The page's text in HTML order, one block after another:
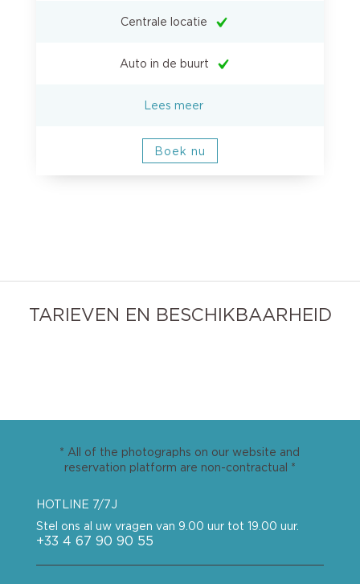
Centrale locatie
Auto in de buurt
Lees meer
Boek nu
TARIEVEN EN BESCHIKBAARHEID
* All of the photographs on our website and
reservation platform are non-contractual *
HOTLINE 7/7J
Stel ons al uw vragen van 9.00 uur tot 19.00 uur.
+33 4 67 90 90 55